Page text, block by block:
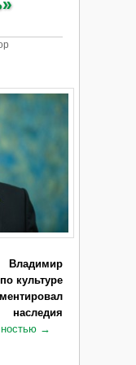
культуре
наследия
→